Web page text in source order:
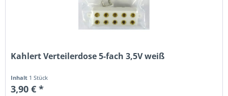
Kahlert Verteilerdose 5-fach 3,5V weiß
Inhalt 1 Stück
3,90 € *